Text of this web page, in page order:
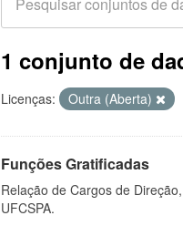
1 conjunto de
Licenças: Outra (Aberta)
Funções Gratificadas
Relação de Cargos de
UFCSPA.